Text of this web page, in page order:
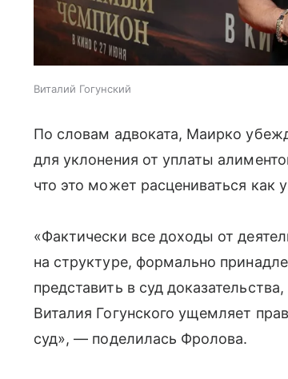
Виталий Гогунский
По словам адвоката, Маирко
для уклонения от уплаты
что это может расцениваться как
«Фактически все доходы от
на структуре, формально
представить в суд
Виталия Гогунского ущемляет
суд», — поделилась Фролова.